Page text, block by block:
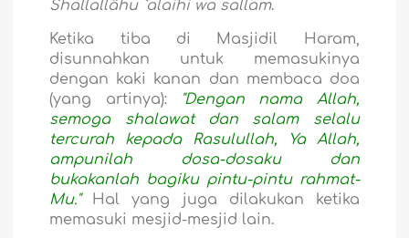
Shallallâhu `alaihi wa sallam.
Ketika tiba di Masjidil Haram,
disunnahkan untuk memasukinya
dengan kaki kanan dan membaca doa
(yang artinya):
"Dengan nama Allah,
semoga shalawat dan salam selalu
tercurah kepada Rasulullah, Ya Allah,
ampunilah dosa-dosaku dan
bukakanlah bagiku pintu-pintu rahmat-
Mu."Hal yang juga dilakukan ketika
memasuki mesjid-mesjid lain.